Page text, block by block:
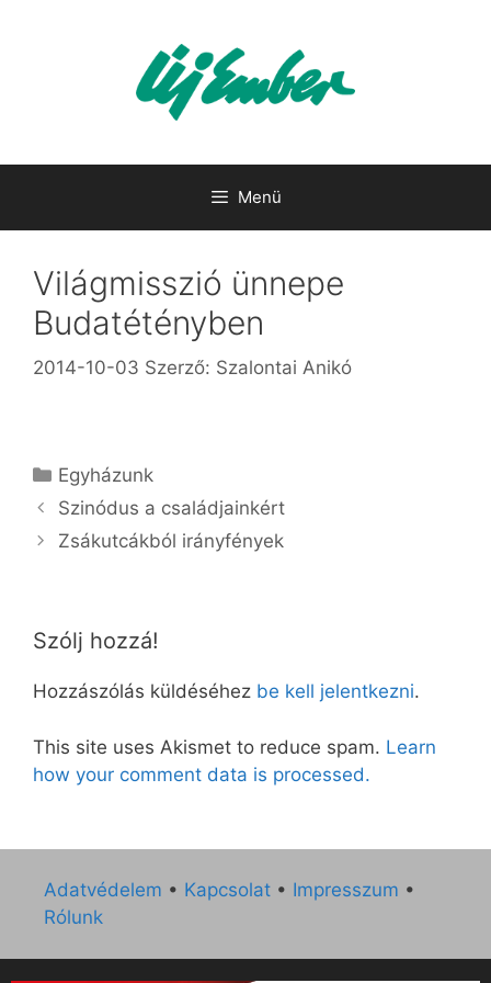
Menü
Világmisszió ünnepe
Budatétényben
2014-10-03 Szerző: Szalontai Anikó
Kategória
Egyházunk
Szinódus a családjainkért
Zsákutcákból irányfények
Szólj hozzá!
Hozzászólás küldéséhez be kell jelentkezni.
This site uses Akismet to reduce spam. Learn
how your comment data is processed.
Adatvédelem • Kapcsolat • Impresszum •
Rólunk